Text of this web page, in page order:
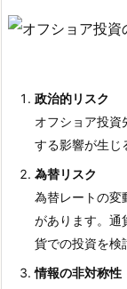
政治的リスク
オフショア投資
する影響が生じ
為替リスク
為替レートの変
があります。通
貨での投資を検
情報の非対称性